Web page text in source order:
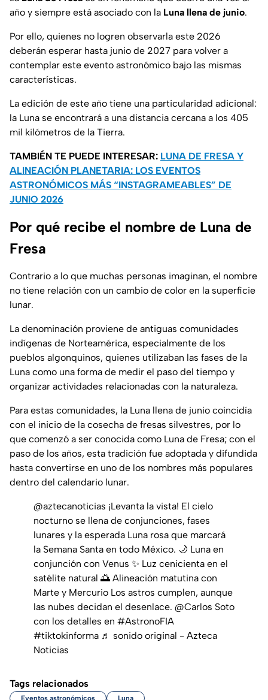
año y siempre está asociado con la Luna llena de junio.
Por ello, quienes no logren observarla este 2026
deberán esperar hasta junio de 2027 para volver a
contemplar este evento astronómico bajo las mismas
características.
La edición de este año tiene una particularidad adicional:
la Luna se encontrará a una distancia cercana a los 405
mil kilómetros de la Tierra.
TAMBIÉN TE PUEDE INTERESAR: LUNA DE FRESA Y
ALINEACIÓN PLANETARIA: LOS EVENTOS
ASTRONÓMICOS MÁS “INSTAGRAMEABLES” DE
JUNIO 2026
Por qué recibe el nombre de Luna de
Fresa
Contrario a lo que muchas personas imaginan, el nombre
no tiene relación con un cambio de color en la superficie
lunar.
La denominación proviene de antiguas comunidades
indígenas de Norteamérica, especialmente de los
pueblos algonquinos, quienes utilizaban las fases de la
Luna como una forma de medir el paso del tiempo y
organizar actividades relacionadas con la naturaleza.
Para estas comunidades, la Luna llena de junio coincidía
con el inicio de la cosecha de fresas silvestres, por lo
que comenzó a ser conocida como Luna de Fresa; con el
paso de los años, esta tradición fue adoptada y difundida
hasta convertirse en uno de los nombres más populares
dentro del calendario lunar.
@aztecanoticias ¡Levanta la vista! El cielo
nocturno se llena de conjunciones, fases
lunares y la esperada Luna rosa que marcará
la Semana Santa en todo México. 🌙 Luna en
conjunción con Venus ✨ Luz cenicienta en el
satélite natural 🌅 Alineación matutina con
Marte y Mercurio Los astros cumplen, aunque
las nubes decidan el desenlace. @Carlos Soto
con los detalles en #AstronoFIA
#tiktokinforma ♬ sonido original - Azteca
Noticias
Tags relacionados
Eventos astronómicos Luna